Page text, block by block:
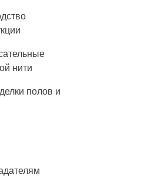
нити
полов и